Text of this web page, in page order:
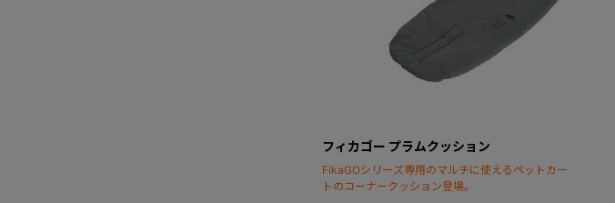
フィカゴー プラムクッション
FikaGOシリーズ専用のマルチに使えるペットカー
トのコーナークッション登場。